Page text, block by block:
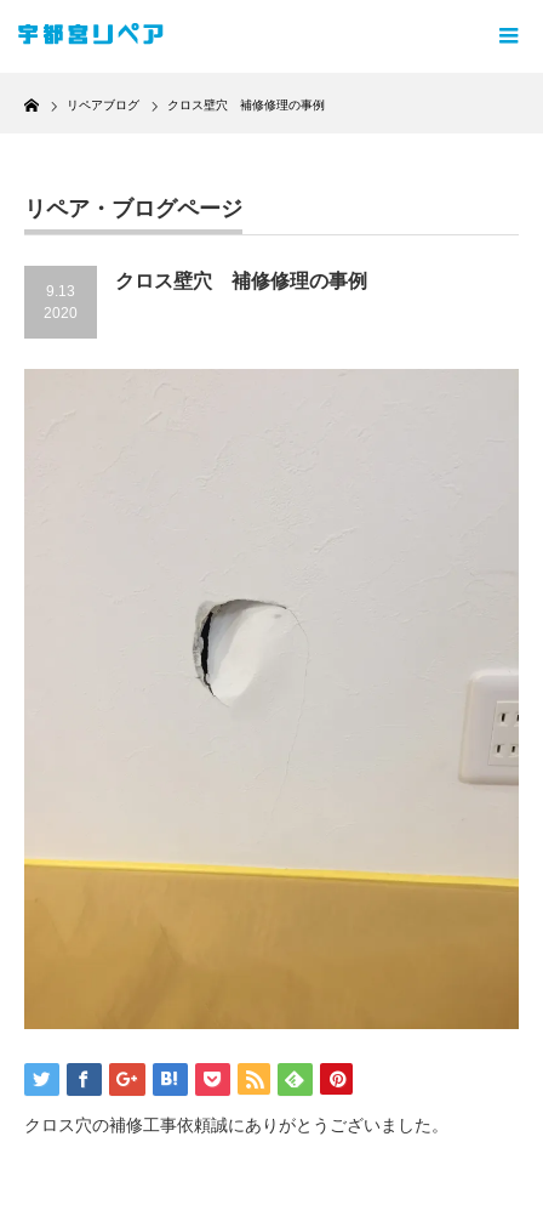
Home
リペアブログ クロス壁穴 補修修理の事例
リペア・ブログページ
9.13
2020
クロス壁穴 補修修理の事例
クロス穴の補修工事依頼誠にありがとうございました。